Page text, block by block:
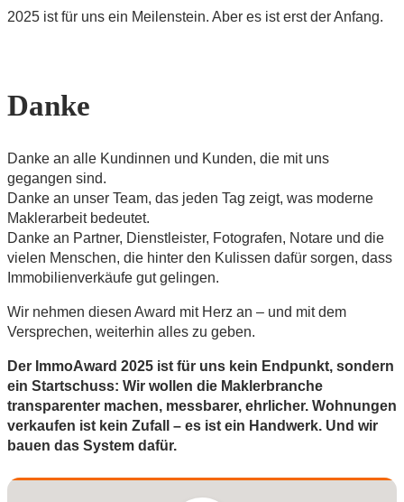
2025 ist für uns ein Meilenstein. Aber es ist erst der Anfang.
Danke
Danke an alle Kundinnen und Kunden, die mit uns
gegangen sind.
Danke an unser Team, das jeden Tag zeigt, was moderne
Maklerarbeit bedeutet.
Danke an Partner, Dienstleister, Fotografen, Notare und die
vielen Menschen, die hinter den Kulissen dafür sorgen, dass
Immobilienverkäufe gut gelingen.
Wir nehmen diesen Award mit Herz an – und mit dem
Versprechen, weiterhin alles zu geben.
Der ImmoAward 2025 ist für uns kein Endpunkt, sondern
ein Startschuss: Wir wollen die Maklerbranche
transparenter machen, messbarer, ehrlicher. Wohnungen
verkaufen ist kein Zufall – es ist ein Handwerk. Und wir
bauen das System dafür.